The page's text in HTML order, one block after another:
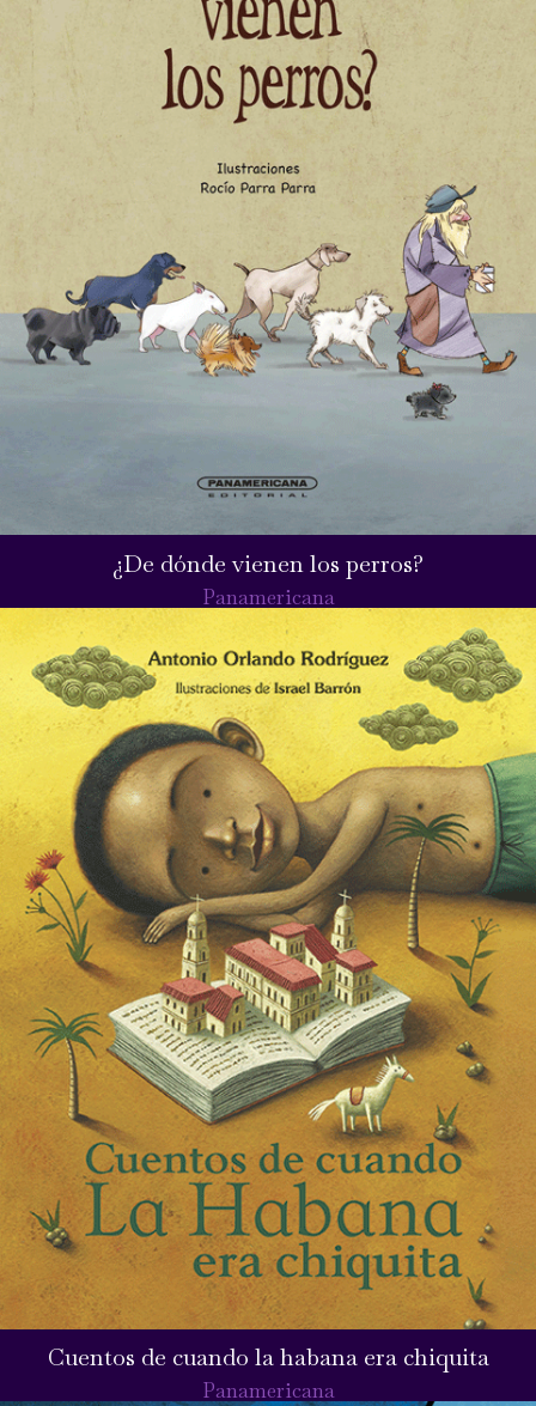
¿De dónde vienen los perros?
Panamericana
Cuentos de cuando la habana era chiquita
Panamericana